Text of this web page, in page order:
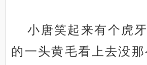
小唐笑起来有个虎
的一头黄毛看上去没那